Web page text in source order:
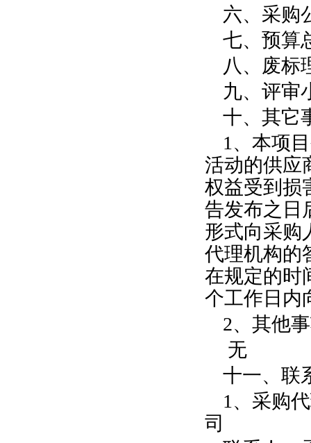
六、采购
七、预算
八、废标
九、评审
十、其它
1、本项
活动的供应
权益受到损
告发布之日
形式向采购
代理机构的
在规定的时
个工作日内
2、其他
无
十一、联
1、采购
司